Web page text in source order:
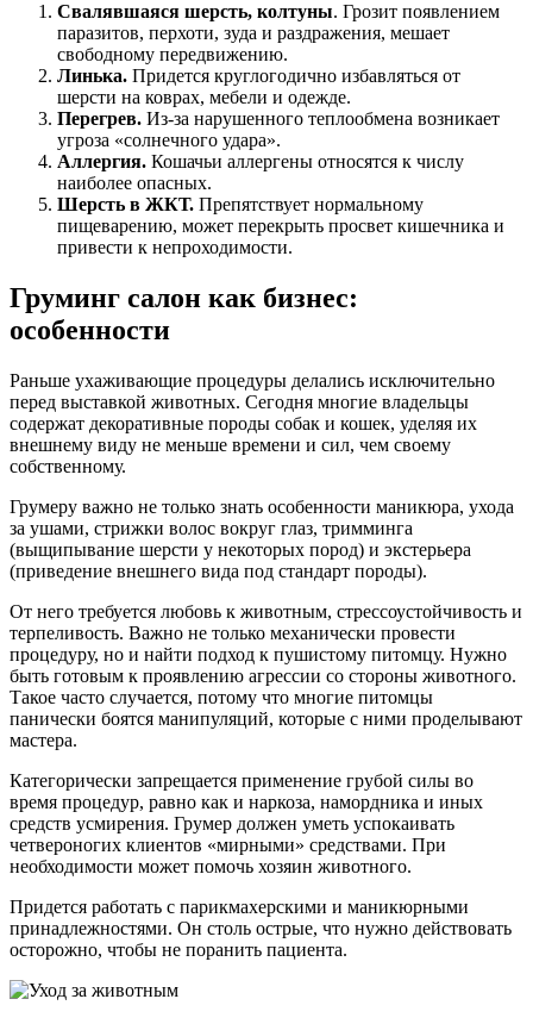
Свалявшаяся шерсть, колтуны. Грозит появлением
паразитов, перхоти, зуда и раздражения, мешает
свободному передвижению.
Линька. Придется круглогодично избавляться от
шерсти на коврах, мебели и одежде.
Перегрев. Из-за нарушенного теплообмена возникает
угроза «солнечного удара».
Аллергия. Кошачьи аллергены относятся к числу
наиболее опасных.
Шерсть в ЖКТ. Препятствует нормальному
пищеварению, может перекрыть просвет кишечника и
привести к непроходимости.
Груминг салон как бизнес:
особенности
Раньше ухаживающие процедуры делались исключительно
перед выставкой животных. Сегодня многие владельцы
содержат декоративные породы собак и кошек, уделяя их
внешнему виду не меньше времени и сил, чем своему
собственному.
Грумеру важно не только знать особенности маникюра, ухода
за ушами, стрижки волос вокруг глаз, тримминга
(выщипывание шерсти у некоторых пород) и экстерьера
(приведение внешнего вида под стандарт породы).
От него требуется любовь к животным, стрессоустойчивость и
терпеливость. Важно не только механически провести
процедуру, но и найти подход к пушистому питомцу. Нужно
быть готовым к проявлению агрессии со стороны животного.
Такое часто случается, потому что многие питомцы
панически боятся манипуляций, которые с ними проделывают
мастера.
Категорически запрещается применение грубой силы во
время процедур, равно как и наркоза, намордника и иных
средств усмирения. Грумер должен уметь успокаивать
четвероногих клиентов «мирными» средствами. При
необходимости может помочь хозяин животного.
Придется работать с парикмахерскими и маникюрными
принадлежностями. Он столь острые, что нужно действовать
осторожно, чтобы не поранить пациента.